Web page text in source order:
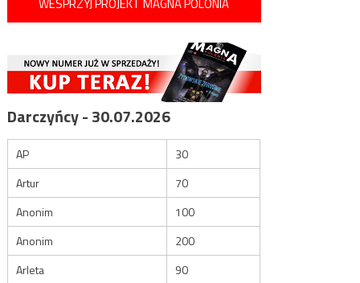
WESPRZYJ PROJEKT MAGNA POLONIA
Darczyńcy - 30.07.2026
AP
30
Artur
70
Anonim
100
Anonim
200
Arleta
90